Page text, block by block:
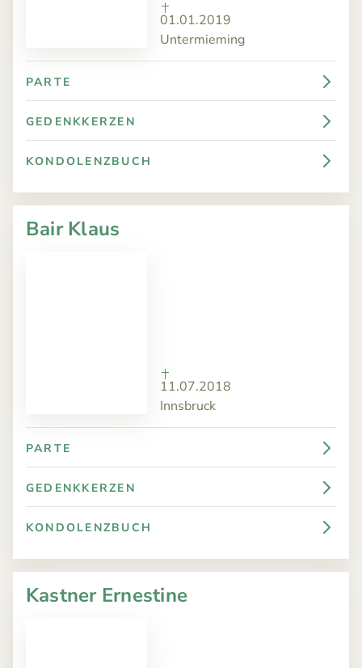
01.01.2019
Untermieming
PARTE
GEDENKKERZEN
KONDOLENZBUCH
Bair Klaus
11.07.2018
Innsbruck
PARTE
GEDENKKERZEN
KONDOLENZBUCH
Kastner Ernestine